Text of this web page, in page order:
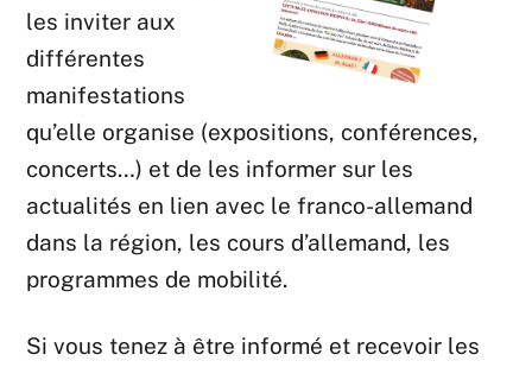
les inviter aux
différentes
manifestations
qu’elle organise (expositions, conférences,
concerts…) et de les informer sur les
actualités en lien avec le franco-allemand
dans la région, les cours d’allemand, les
programmes de mobilité.
Si vous tenez à être informé et recevoir les